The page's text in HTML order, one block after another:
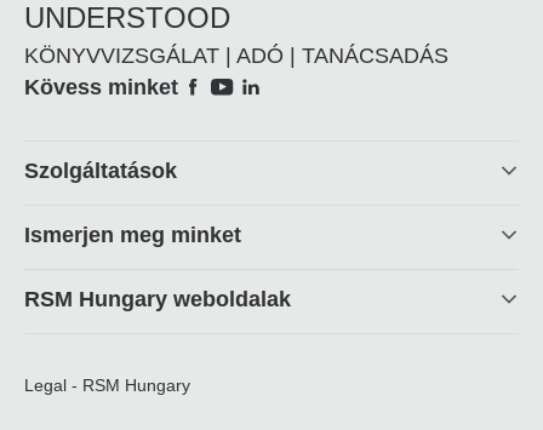
UNDERSTOOD
KÖNYVVIZSGÁLAT | ADÓ | TANÁCSADÁS
Social
Kövess minket
Footer
Szolgáltatások
Ismerjen meg minket
RSM Hungary weboldalak
Legal - RSM Hungary